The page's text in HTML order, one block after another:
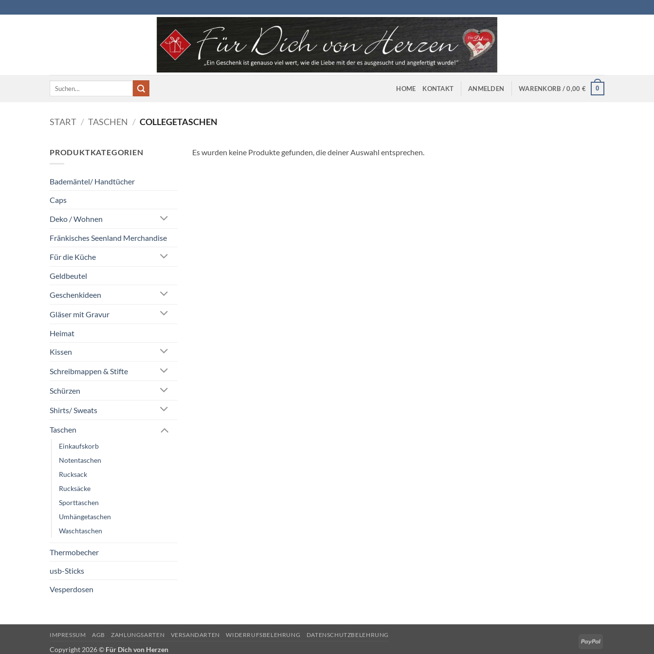
Inhalt
Suchen
HOME KONTAKT ANMELDEN WARENKORB /0,00 € 0
START / TASCHEN / COLLEGETASCHEN
PRODUKTKATEGORIEN
Bademäntel/ Handtücher
Caps
Deko / Wohnen
Fränkisches Seenland Merchandise
Für die Küche
Geldbeutel
Geschenkideen
Gläser mit Gravur
Heimat
Kissen
Schreibmappen & Stifte
Schürzen
Shirts/ Sweats
Taschen
Einkaufskorb
Notentaschen
Rucksack
Rucksäcke
Sporttaschen
Umhängetaschen
Waschtaschen
Thermobecher
usb-Sticks
Vesperdosen
Es wurden keine Produkte gefunden, die deiner Auswahl entsprechen.
PayPal
IMPRESSUM AGB ZAHLUNGSARTEN VERSANDARTEN WIDERRUFSBELEHRUNG DATENSCHUTZBELEHRUNG
Copyright 2026 © Für Dich von Herzen